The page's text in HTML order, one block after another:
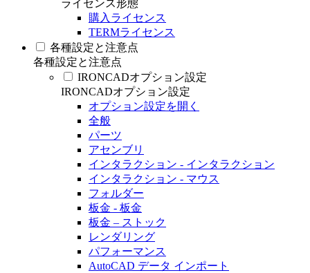
ライセンス形態
購入ライセンス
TERMライセンス
各種設定と注意点
各種設定と注意点
IRONCADオプション設定
IRONCADオプション設定
オプション設定を開く
全般
パーツ
アセンブリ
インタラクション - インタラクション
インタラクション - マウス
フォルダー
板金 - 板金
板金 – ストック
レンダリング
パフォーマンス
AutoCAD データ インポート